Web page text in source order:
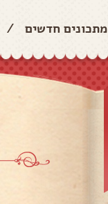
מתכונים חדשים /